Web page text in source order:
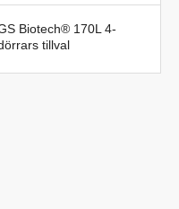
Biotech® 170L 4-
tillval